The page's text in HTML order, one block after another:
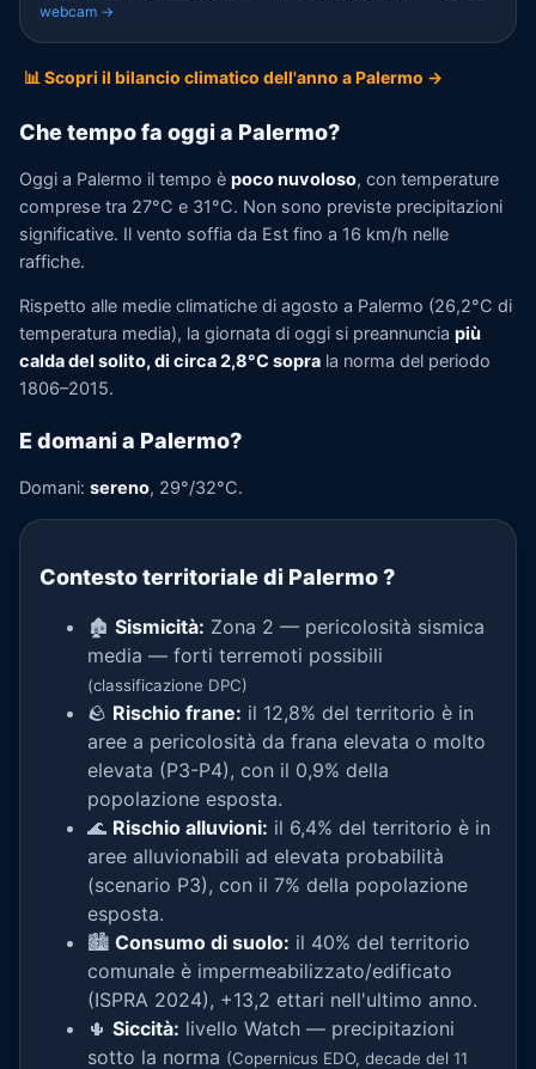
webcam →
📊 Scopri il bilancio climatico dell'anno a Palermo →
Che tempo fa oggi a Palermo?
Oggi a Palermo il tempo è poco nuvoloso, con temperature
comprese tra 27°C e 31°C. Non sono previste precipitazioni
significative. Il vento soffia da Est fino a 16 km/h nelle
raffiche.
Rispetto alle medie climatiche di agosto a Palermo (26,2°C di
temperatura media), la giornata di oggi si preannuncia più
calda del solito, di circa 2,8°C sopra la norma del periodo
1806–2015.
E domani a Palermo?
Domani: sereno, 29°/32°C.
Contesto territoriale di Palermo?
🏚️ Sismicità: Zona 2 — pericolosità sismica
media — forti terremoti possibili
(classificazione DPC)
🪨 Rischio frane: il 12,8% del territorio è in
aree a pericolosità da frana elevata o molto
elevata (P3-P4), con il 0,9% della
popolazione esposta.
🌊 Rischio alluvioni: il 6,4% del territorio è in
aree alluvionabili ad elevata probabilità
(scenario P3), con il 7% della popolazione
esposta.
🏙️ Consumo di suolo: il 40% del territorio
comunale è impermeabilizzato/edificato
(ISPRA 2024), +13,2 ettari nell'ultimo anno.
🌵 Siccità: livello Watch — precipitazioni
sotto la norma (Copernicus EDO, decade del 11